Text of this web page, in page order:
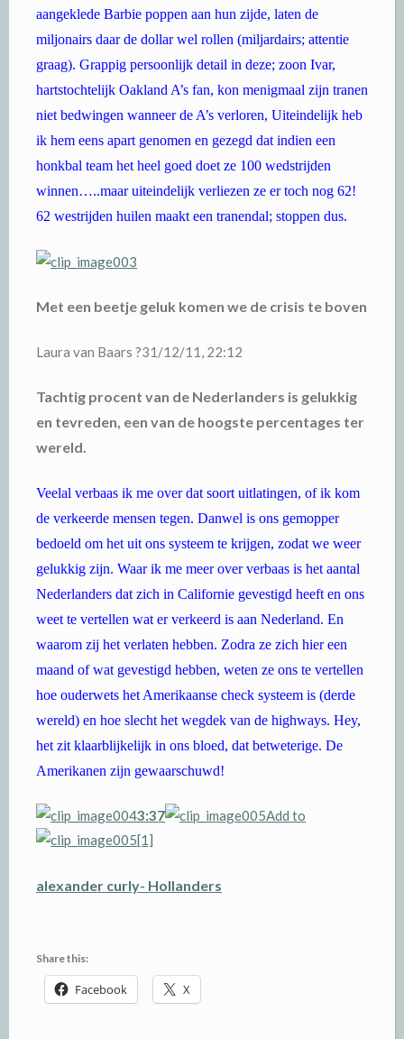
aangeklede Barbie poppen aan hun zijde, laten de
miljonairs daar de dollar wel rollen (miljardairs; attentie
graag). Grappig persoonlijk detail in deze; zoon Ivar,
hartstochtelijk Oakland A’s fan, kon menigmaal zijn tranen
niet bedwingen wanneer de A’s verloren, Uiteindelijk heb
ik hem eens apart genomen en gezegd dat indien een
honkbal team het heel goed doet ze 100 wedstrijden
winnen…..maar uiteindelijk verliezen ze er toch nog 62!
62 westrijden huilen maakt een tranendal; stoppen dus.
Met een beetje geluk komen we de crisis te boven
Laura van Baars ?31/12/11, 22:12
Tachtig procent van de Nederlanders is gelukkig
en tevreden, een van de hoogste percentages ter
wereld.
Veelal verbaas ik me over dat soort uitlatingen, of ik kom
de verkeerde mensen tegen. Danwel is ons gemopper
bedoeld om het uit ons systeem te krijgen, zodat we weer
gelukkig zijn. Waar ik me meer over verbaas is het aantal
Nederlanders dat zich in Californie gevestigd heeft en ons
weet te vertellen wat er verkeerd is aan Nederland. En
waarom zij het verlaten hebben. Zodra ze zich hier een
maand of wat gevestigd hebben, weten ze ons te vertellen
hoe ouderwets het Amerikaanse check systeem is (derde
wereld) en hoe slecht het wegdek van de highways. Hey,
het zit klaarblijkelijk in ons bloed, dat betweterige. De
Amerikanen zijn gewaarschuwd!
3:37 Add to
alexander curly- Hollanders
Share this:
Facebook X